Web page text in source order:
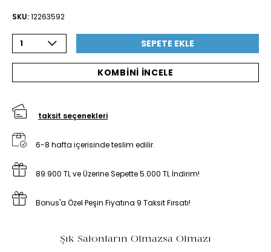
SKU:12263592
1 SEPETE EKLE
KOMBİNİ İNCELE
taksit seçenekleri
6-8 hafta içerisinde teslim edilir.
89.900 TL ve Üzerine Sepette 5.000 TL İndirim!
Bonus'a Özel Peşin Fiyatına 9 Taksit Fırsatı!
Şık Salonların Olmazsa Olmazı